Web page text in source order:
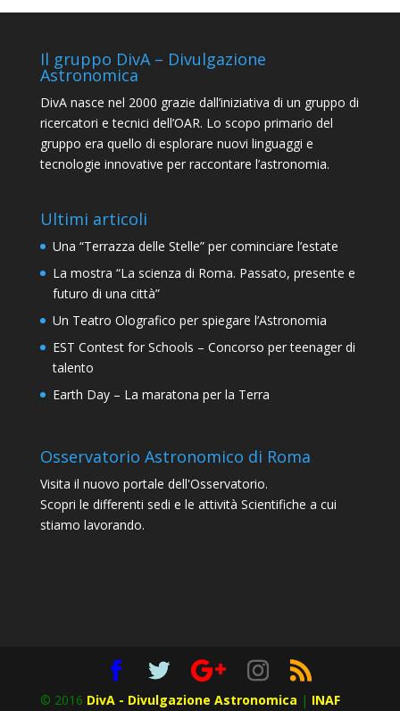
Il gruppo DivA – Divulgazione
Astronomica
DivA nasce nel 2000 grazie dall’iniziativa di un gruppo di
ricercatori e tecnici dell’OAR. Lo scopo primario del
gruppo era quello di esplorare nuovi linguaggi e
tecnologie innovative per raccontare l’astronomia.
Ultimi articoli
Una “Terrazza delle Stelle” per cominciare l’estate
La mostra “La scienza di Roma. Passato, presente e
futuro di una città”
Un Teatro Olografico per spiegare l’Astronomia
EST Contest for Schools – Concorso per teenager di
talento
Earth Day – La maratona per la Terra
Osservatorio Astronomico di Roma
Visita il nuovo portale dell'Osservatorio.
Scopri le differenti sedi e le attività Scientifiche a cui
stiamo lavorando.
© 2016 DivA - Divulgazione Astronomica | INAF